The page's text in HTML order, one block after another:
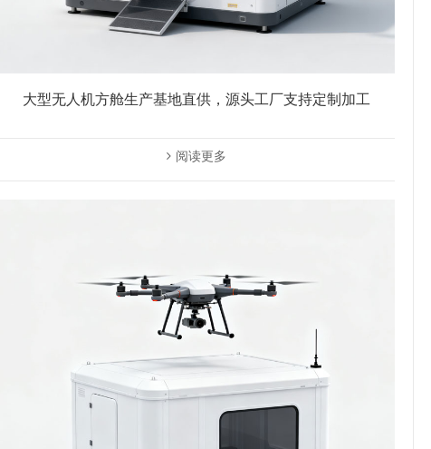
大型无人机方舱生产基地直供，源头工厂支持定制加工
阅读更多